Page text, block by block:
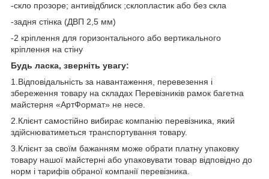
-скло прозоре; антивідблиск ;склопластик або без скла
-задня стінка (ДВП 2,5 мм)
-2 кріплення для горизонтального або вертикального
кріплення на стіну
Будь ласка, зверніть увагу:
1.Відповідальність за навантаження, перевезення і
збереження товару на складах Перевізників рамок багетна
майстерня «АртФормат» не несе.
2.Клієнт самостійно вибирає компанію перевізника, який
здійснюватиметься транспортування товару.
3.Клієнт за своїм бажанням може обрати платну упаковку
товару нашої майстерні або упаковувати товар відповідно до
норм і тарифів обраної компанії перевізника.